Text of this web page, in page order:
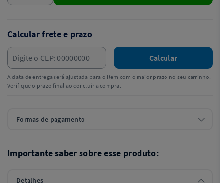
Calcular frete e prazo
Calcular
A data de entrega será ajustada para o item com o maior prazo no seu carrinho.
Verifique o prazo final ao concluir a compra.
Formas de pagamento
Importante saber sobre esse produto:
Detalhes